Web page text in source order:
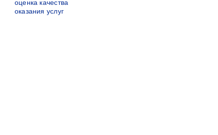
оценка качества
оказания услуг